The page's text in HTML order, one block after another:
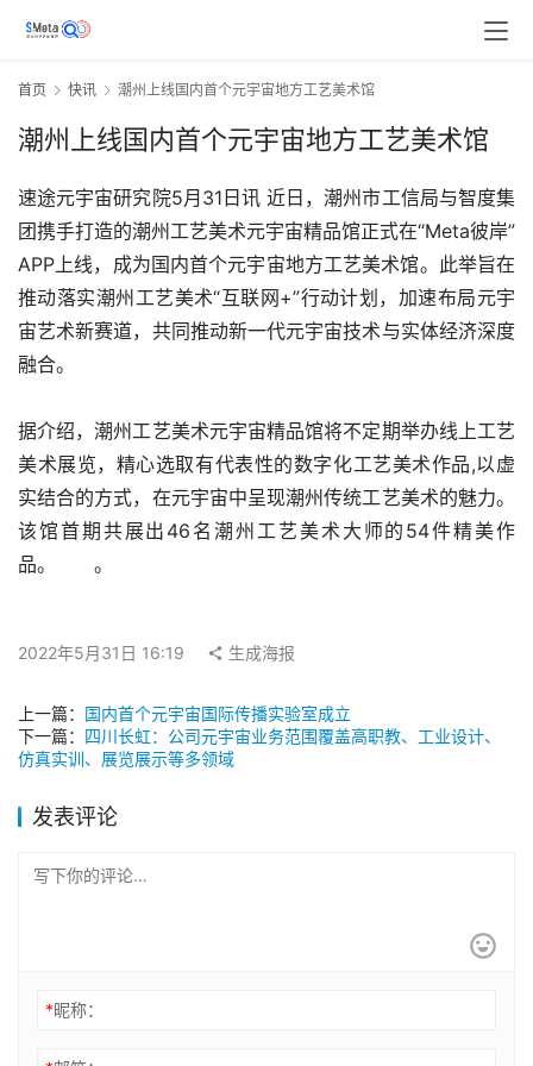
首页 快讯 潮州上线国内首个元宇宙地方工艺美术馆
潮州上线国内首个元宇宙地方工艺美术馆
速途元宇宙研究院5月31日讯 近日，潮州市工信局与智度集
团携手打造的潮州工艺美术元宇宙精品馆正式在“Meta彼岸”
APP上线，成为国内首个元宇宙地方工艺美术馆。此举旨在
推动落实潮州工艺美术“互联网+”行动计划，加速布局元宇
宙艺术新赛道，共同推动新一代元宇宙技术与实体经济深度
融合。
据介绍，潮州工艺美术元宇宙精品馆将不定期举办线上工艺
美术展览，精心选取有代表性的数字化工艺美术作品,以虚
实结合的方式，在元宇宙中呈现潮州传统工艺美术的魅力。
该馆首期共展出46名潮州工艺美术大师的54件精美作
品。　　。
2022年5月31日 16:19 生成海报
上一篇： 国内首个元宇宙国际传播实验室成立
下一篇： 四川长虹：公司元宇宙业务范围覆盖高职教、工业设计、
仿真实训、展览展示等多领域
发表评论
*昵称：